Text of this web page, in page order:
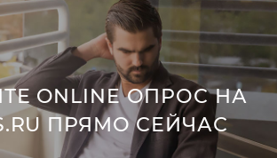
ONLINE ОПРОС НА
ПРЯМО СЕЙЧАС